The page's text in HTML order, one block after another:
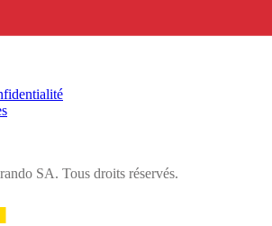
SA. Tous droits réservés.